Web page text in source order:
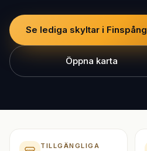
Se lediga skyltar i Finspång
Öppna karta
TILLGÄNGLIGA